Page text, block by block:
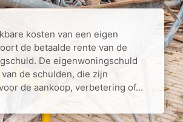
kosten van een eigen
de betaalde rente van de
De eigenwoningschuld
de schulden, die zijn
de aankoop, verbetering of...